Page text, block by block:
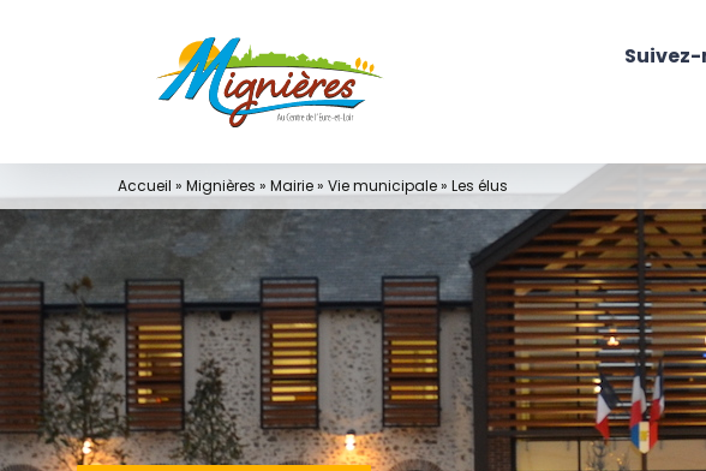
Accueil » Mignières » Mairie» Vie municipale» Les élus